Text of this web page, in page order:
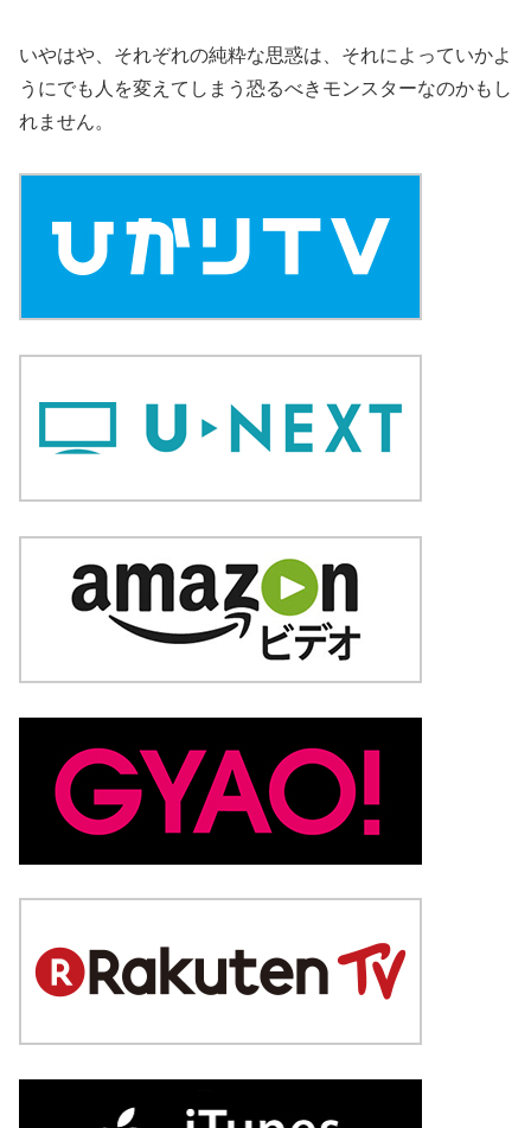
いやはや、それぞれの純粋な思惑は、それによっていかよ
うにでも人を変えてしまう恐るべきモンスターなのかもし
れません。